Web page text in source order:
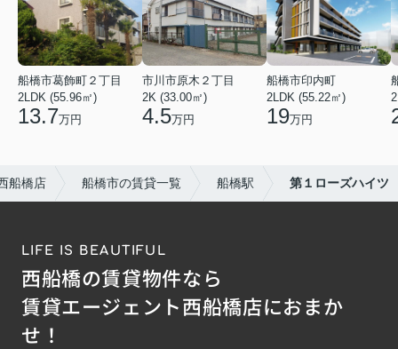
船橋市葛飾町２丁目
2LDK (55.96㎡)
13.7万円
市川市原木２丁目
2K (33.00㎡)
4.5万円
船橋市印内町
2LDK (55.22㎡)
19万円
船橋店 船橋市の賃貸一覧 船橋駅 第１ローズハイツ
LIFE IS BEAUTIFUL
西船橋の賃貸物件なら
賃貸エージェント西船橋店におまか
せ！